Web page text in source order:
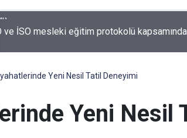
ve İSO mesleki eğitim protokolü
Yeni Nesil Tatil Deneyimi
Yeni Nesil